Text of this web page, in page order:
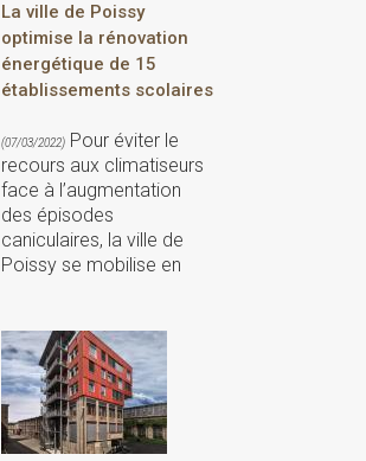
La ville de Poissy
optimise la rénovation
énergétique de 15
établissements scolaires
(07/03/2022) Pour éviter le
recours aux climatiseurs
face à l’augmentation
des épisodes
caniculaires, la ville de
Poissy se mobilise en